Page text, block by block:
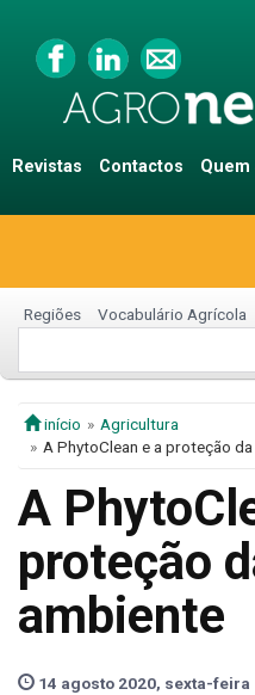
Revistas Contactos Quem
Regiões Vocabulário Agrícola
início
Agricultura
A PhytoClean e a proteção
A
proteção
ambiente
14 agosto 2020, sexta-feira